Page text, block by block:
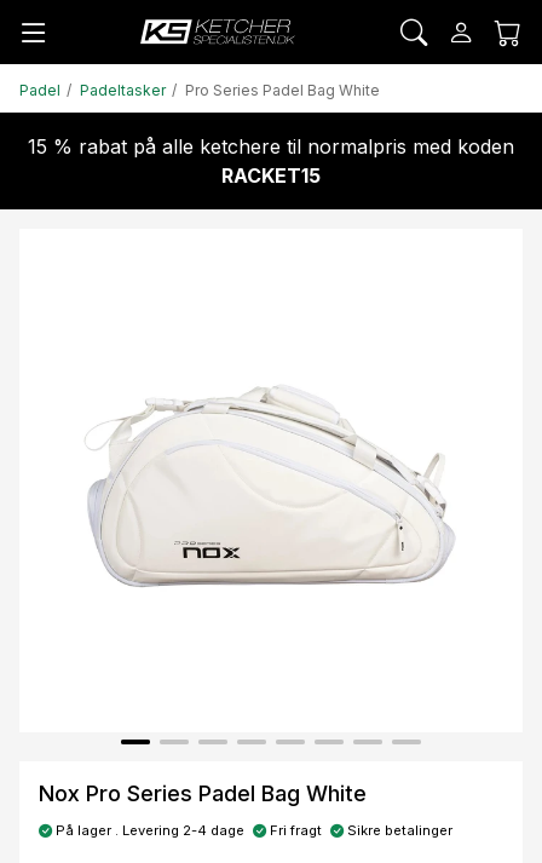
Padel Padeltasker Pro Series Padel Bag White
15 % rabat på alle ketchere til normalpris med koden
RACKET15
Nox Pro Series Padel Bag White
På lager . Levering 2-4 dage Fri fragt Sikre betalinger